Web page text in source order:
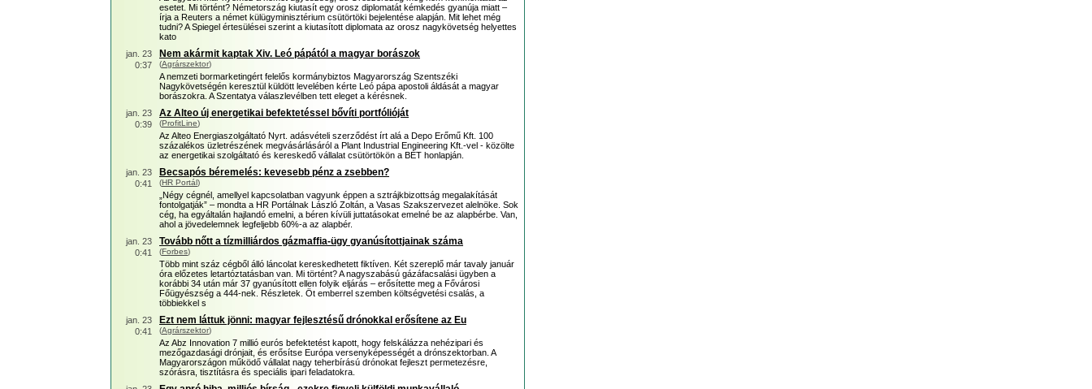
esetet. Mi történt? Németország kiutasít egy orosz diplomatát kémkedés gyanúja miatt –
írja a Reuters a német külügyminisztérium csütörtöki bejelentése alapján. Mit lehet még
tudni? A Spiegel értesülései szerint a kiutasított diplomata az orosz nagykövetség helyettes
kato
jan. 23
0:37
Nem akármit kaptak Xiv. Leó pápától a magyar borászok
(Agrárszektor)
A nemzeti bormarketingért felelős kormánybiztos Magyarország Szentszéki
Nagykövetségén keresztül küldött levelében kérte Leó pápa apostoli áldását a magyar
borászokra. A Szentatya válaszlevélben tett eleget a kérésnek.
jan. 23
0:39
Az Alteo új energetikai befektetéssel bővíti portfólióját
(ProfitLine)
Az Alteo Energiaszolgáltató Nyrt. adásvételi szerződést írt alá a Depo Erőmű Kft. 100
százalékos üzletrészének megvásárlásáról a Plant Industrial Engineering Kft.-vel - közölte
az energetikai szolgáltató és kereskedő vállalat csütörtökön a BÉT honlapján.
jan. 23
0:41
Becsapós béremelés: kevesebb pénz a zsebben?
(HR Portál)
„Négy cégnél, amellyel kapcsolatban vagyunk éppen a sztrájkbizottság megalakítását
fontolgatják” – mondta a HR Portálnak László Zoltán, a Vasas Szakszervezet alelnöke. Sok
cég, ha egyáltalán hajlandó emelni, a béren kívüli juttatásokat emelné be az alapbérbe. Van,
ahol a jövedelemnek legfeljebb 60%-a az alapbér.
jan. 23
0:41
Tovább nőtt a tízmilliárdos gázmaffia-ügy gyanúsítottjainak száma
(Forbes)
Több mint száz cégből álló láncolat kereskedhetett fiktíven. Két szereplő már tavaly január
óra előzetes letartóztatásban van. Mi történt? A nagyszabású gázáfacsalási ügyben a
korábbi 34 után már 37 gyanúsított ellen folyik eljárás – erősítette meg a Fővárosi
Főügyészség a 444-nek. Részletek. Öt emberrel szemben költségvetési csalás, a
többiekkel s
jan. 23
0:41
Ezt nem láttuk jönni: magyar fejlesztésű drónokkal erősítene az Eu
(Agrárszektor)
Az Abz Innovation 7 millió eurós befektetést kapott, hogy felskálázza nehézipari és
mezőgazdasági drónjait, és erősítse Európa versenyképességét a drónszektorban. A
Magyarországon működő vállalat nagy teherbírású drónokat fejleszt permetezésre,
szórásra, tisztításra és speciális ipari feladatokra.